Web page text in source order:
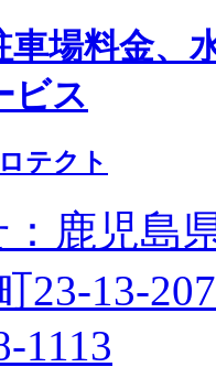
車場料金、
ビス